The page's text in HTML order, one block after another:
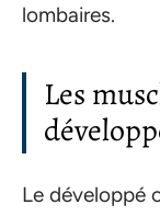
lombaires.
Les
Le développé